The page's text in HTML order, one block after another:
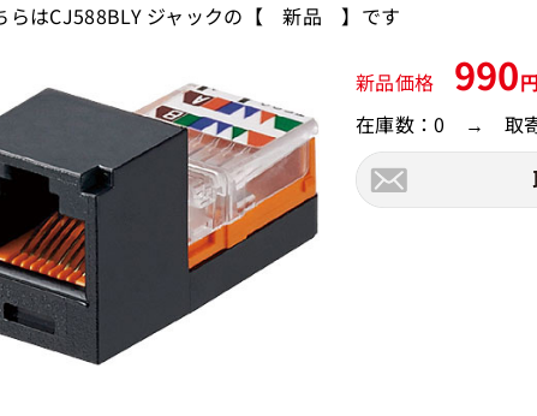
らはCJ588BLY ジャックの【 新品 】です
新品価格 990円
在庫数：0 → 取寄